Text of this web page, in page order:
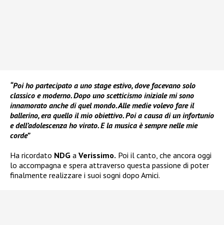
“Poi ho partecipato a uno stage estivo, dove facevano solo
classico e moderno. Dopo uno scetticismo iniziale mi sono
innamorato anche di quel mondo. Alle medie volevo fare il
ballerino, era quello il mio obiettivo. Poi a causa di un infortunio
e dell’adolescenza ho virato. E la musica è sempre nelle mie
corde”
Ha ricordato NDG a Verissimo. Poi il canto, che ancora oggi
lo accompagna e spera attraverso questa passione di poter
finalmente realizzare i suoi sogni dopo Amici.